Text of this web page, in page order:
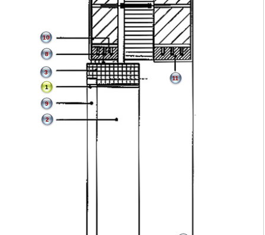
1
2
3
8
9
10
11